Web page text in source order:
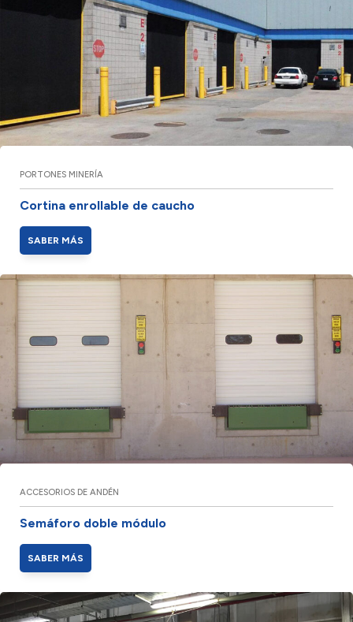
PORTONES MINERÍA
Cortina enrollable de caucho
SABER MÁS
ACCESORIOS DE ANDÉN
Semáforo doble módulo
SABER MÁS